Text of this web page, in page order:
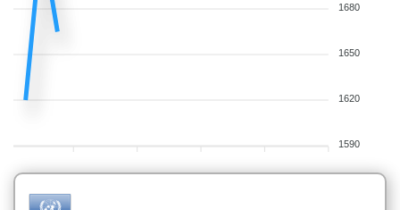
1680
1650
1620
1590